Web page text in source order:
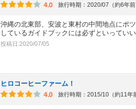
4.0
旅行時期：2020/07（約6年前
沖縄の北東部、安波と東村の中間地点にポ
しているガイドブックには必ずといってい
投稿日:2020/07/05
ヒロコーヒーファーム！
4.0
旅行時期：2015/10（約11年